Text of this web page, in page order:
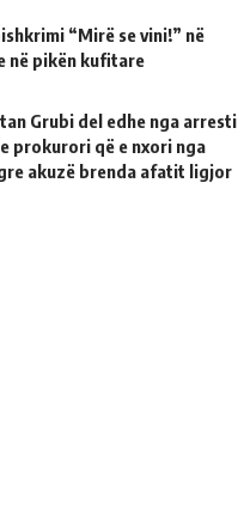
“Mirë se vini!” në
në pikën kufitare
Grubi del edhe nga arresti
prokurori që e nxori nga
akuzë brenda afatit ligjor